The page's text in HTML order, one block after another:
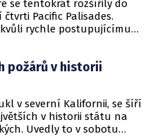
se tentokrát rozšířily do
Pacific Palisades.
rychle postupujícímu
požárů v historii
v severní Kalifornii, se šíří
v historii státu na
Uvedly to v sobotu